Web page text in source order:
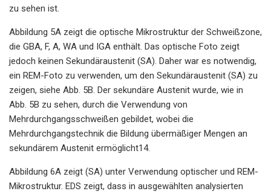
zu sehen ist.
Abbildung 5A zeigt die optische Mikrostruktur der Schweißzone,
die GBA, F, A, WA und IGA enthält. Das optische Foto zeigt
jedoch keinen Sekundäraustenit (SA). Daher war es notwendig,
ein REM-Foto zu verwenden, um den Sekundäraustenit (SA) zu
zeigen, siehe Abb. 5B. Der sekundäre Austenit wurde, wie in
Abb. 5B zu sehen, durch die Verwendung von
Mehrdurchgangsschweißen gebildet, wobei die
Mehrdurchgangstechnik die Bildung übermäßiger Mengen an
sekundärem Austenit ermöglicht14.
Abbildung 6A zeigt (SA) unter Verwendung optischer und REM-
Mikrostruktur. EDS zeigt, dass in ausgewählten analysierten